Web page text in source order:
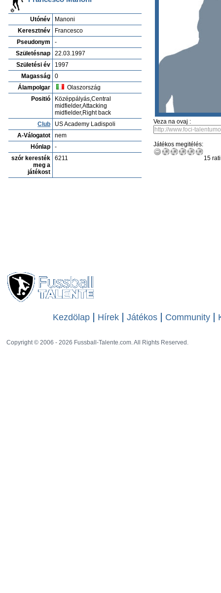
Utónév
Manoni
Keresztnév
Francesco
Pseudonym
-
Születésnap
22.03.1997
Születési év
1997
Magasság
0
Álampolgar
Olaszország
Positió
Középpályás,Central
midfielder,Attacking
midfielder,Right back
Club
US Academy Ladispoli
A-Válogatot
nem
Hónlap
-
szór keresték
meg a
játékost
6211
Veza na ovaj :
Játékos megitélés:
15
Kezdölap Hírek Játékos Community
Copyright © 2006 - 2026 Fussball-Talente.com. All Rights Reserved.